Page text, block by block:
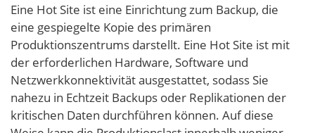
Eine Hot Site ist eine Einrichtung zum Backup, die
eine gespiegelte Kopie des primären
Produktionszentrums darstellt. Eine Hot Site ist mit
der erforderlichen Hardware, Software und
Netzwerkkonnektivität ausgestattet, sodass Sie
nahezu in Echtzeit Backups oder Replikationen der
kritischen Daten durchführen können. Auf diese